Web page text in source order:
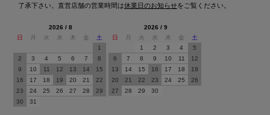
了承下さい。直営店舗の営業時間は休業日のお知らせをご覧ください。
2026 / 8
日
月 火 水 木 金
土
1
2
3 4 5 6 7
8
9
10 11 12 13 14
15
16
17 18 19 20 21
22
23
24 25 26 27 28
29
30
31
2026 / 9
日
月 火 水 木 金
土
1
2 3 4
5
6
7 8 9 10 11
12
13
14 15 16 17 18
19
20
21 22 23 24 25
26
27
28 29 30